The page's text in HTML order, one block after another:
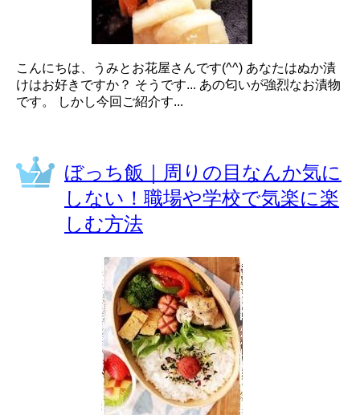
こんにちは、うみとお花屋さんです(^^) あなたはぬか漬
けはお好きですか？ そうです... あの匂いが強烈なお漬物
です。 しかし今回ご紹介す...
ぼっち飯｜周りの目なんか気に
しない！職場や学校で気楽に楽
しむ方法